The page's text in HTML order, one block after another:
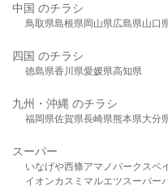
中国 のチラシ
鳥取県島根県岡山県広島県山口
四国 のチラシ
徳島県香川県愛媛県高知県
九州・沖縄 のチラシ
福岡県佐賀県長崎県熊本県大分
スーパー
いなげや西條アマノパークスベ
イオンカスミ マルエツスーパー